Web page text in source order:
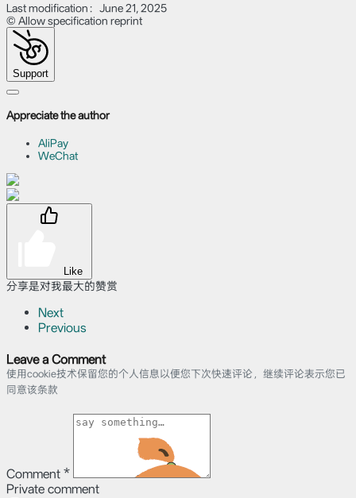
Last modification：June 21, 2025
© Allow specification reprint
Support
Appreciate the author
AliPay
WeChat
Like
分享是对我最大的赞赏
Next
Previous
Leave a Comment
使用cookie技术保留您的个人信息以便您下次快速评论，继续评论表示您已
同意该条款
Comment *
Private comment